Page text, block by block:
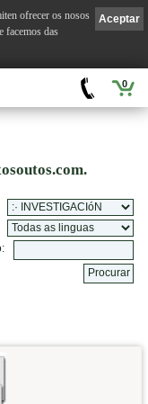
0
Aceptar
ofrecer os nosos
facemos das